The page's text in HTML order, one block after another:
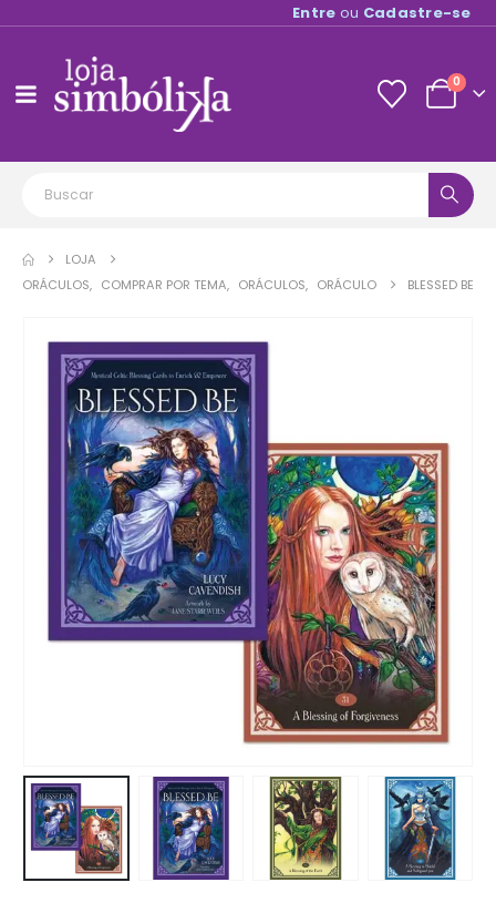
Entre ou Cadastre-se
0
LOJA
ORÁCULOS, COMPRAR POR TEMA, ORÁCULOS, ORÁCULO BLESSED BE